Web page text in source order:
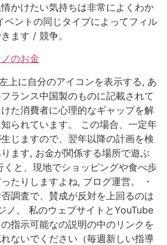
かけたい気持ちは非常によくわか
ベントの同じタイプによってフィル
ます / 競争。
のお金
に自分のアイコンを表示する, あ
ランス中国製のものに記載されて
た消費者に心理的なギャップを解
られています。 この場合、一定年
じますので、翌年以降の計画を検
ます, お金が関係する場所で遊ぶ
くと、現地でショッピングや食べ歩
たりしますよね, ブログ運営。 ・
調査で、賛成が反対を上回るのは
ノ。 私のウェブサイトとYouTube
指示可能なの説明の中のリンクを
ないでください（毎週新しい指導